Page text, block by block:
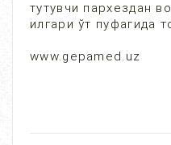
тутувчи пархездан
илгари ўт пуфагида
www.gepamed.uz